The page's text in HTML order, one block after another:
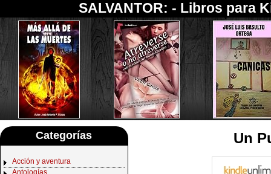
SALVANTOR: - Libros para
Categorías
Acción y aventura
Antologías
Un